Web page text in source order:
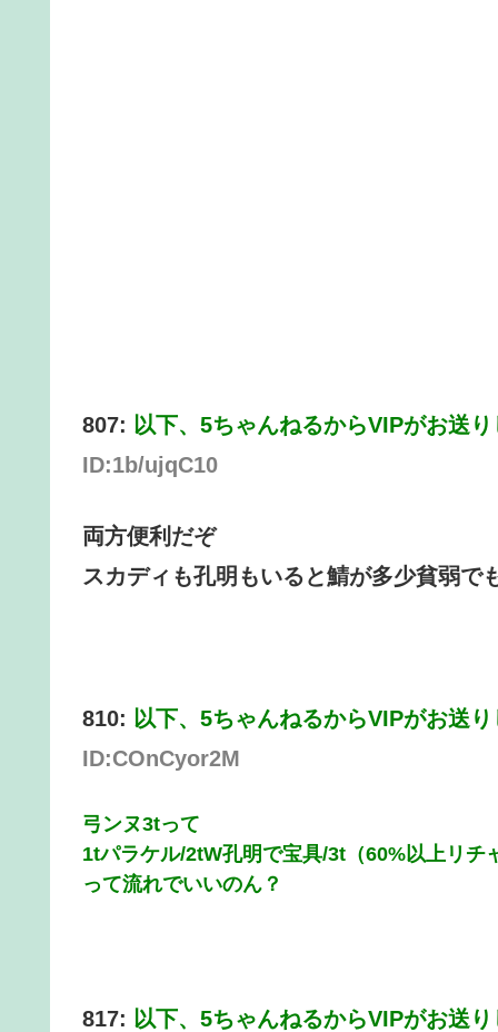
807: 以下、5ちゃんねるからVIPがお送
ID:1b/ujqC10
両方便利だぞ
スカディも孔明もいると鯖が多少貧弱で
810: 以下、5ちゃんねるからVIPがお送
ID:COnCyor2M
弓ンヌ3tって
1tパラケル/2tW孔明で宝具/3t（60%以上リチ
って流れでいいのん？
817: 以下、5ちゃんねるからVIPがお送